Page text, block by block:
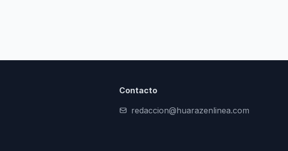
Contacto
redaccion@huarazenlinea.com